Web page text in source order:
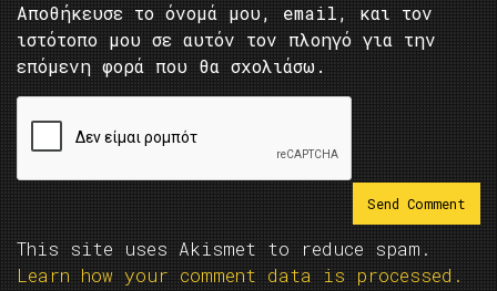
Αποθήκευσε το όνομά μου, email, και τον
ιστότοπο μου σε αυτόν τον πλοηγό για την
επόμενη φορά που θα σχολιάσω.
This site uses Akismet to reduce spam.
Learn how your comment data is processed.